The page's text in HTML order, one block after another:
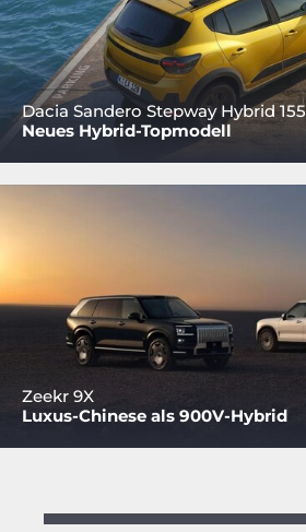
Dacia Sandero Stepway Hybrid 155
Neues Hybrid-Topmodell
Zeekr 9X
Luxus-Chinese als 900V-Hybrid